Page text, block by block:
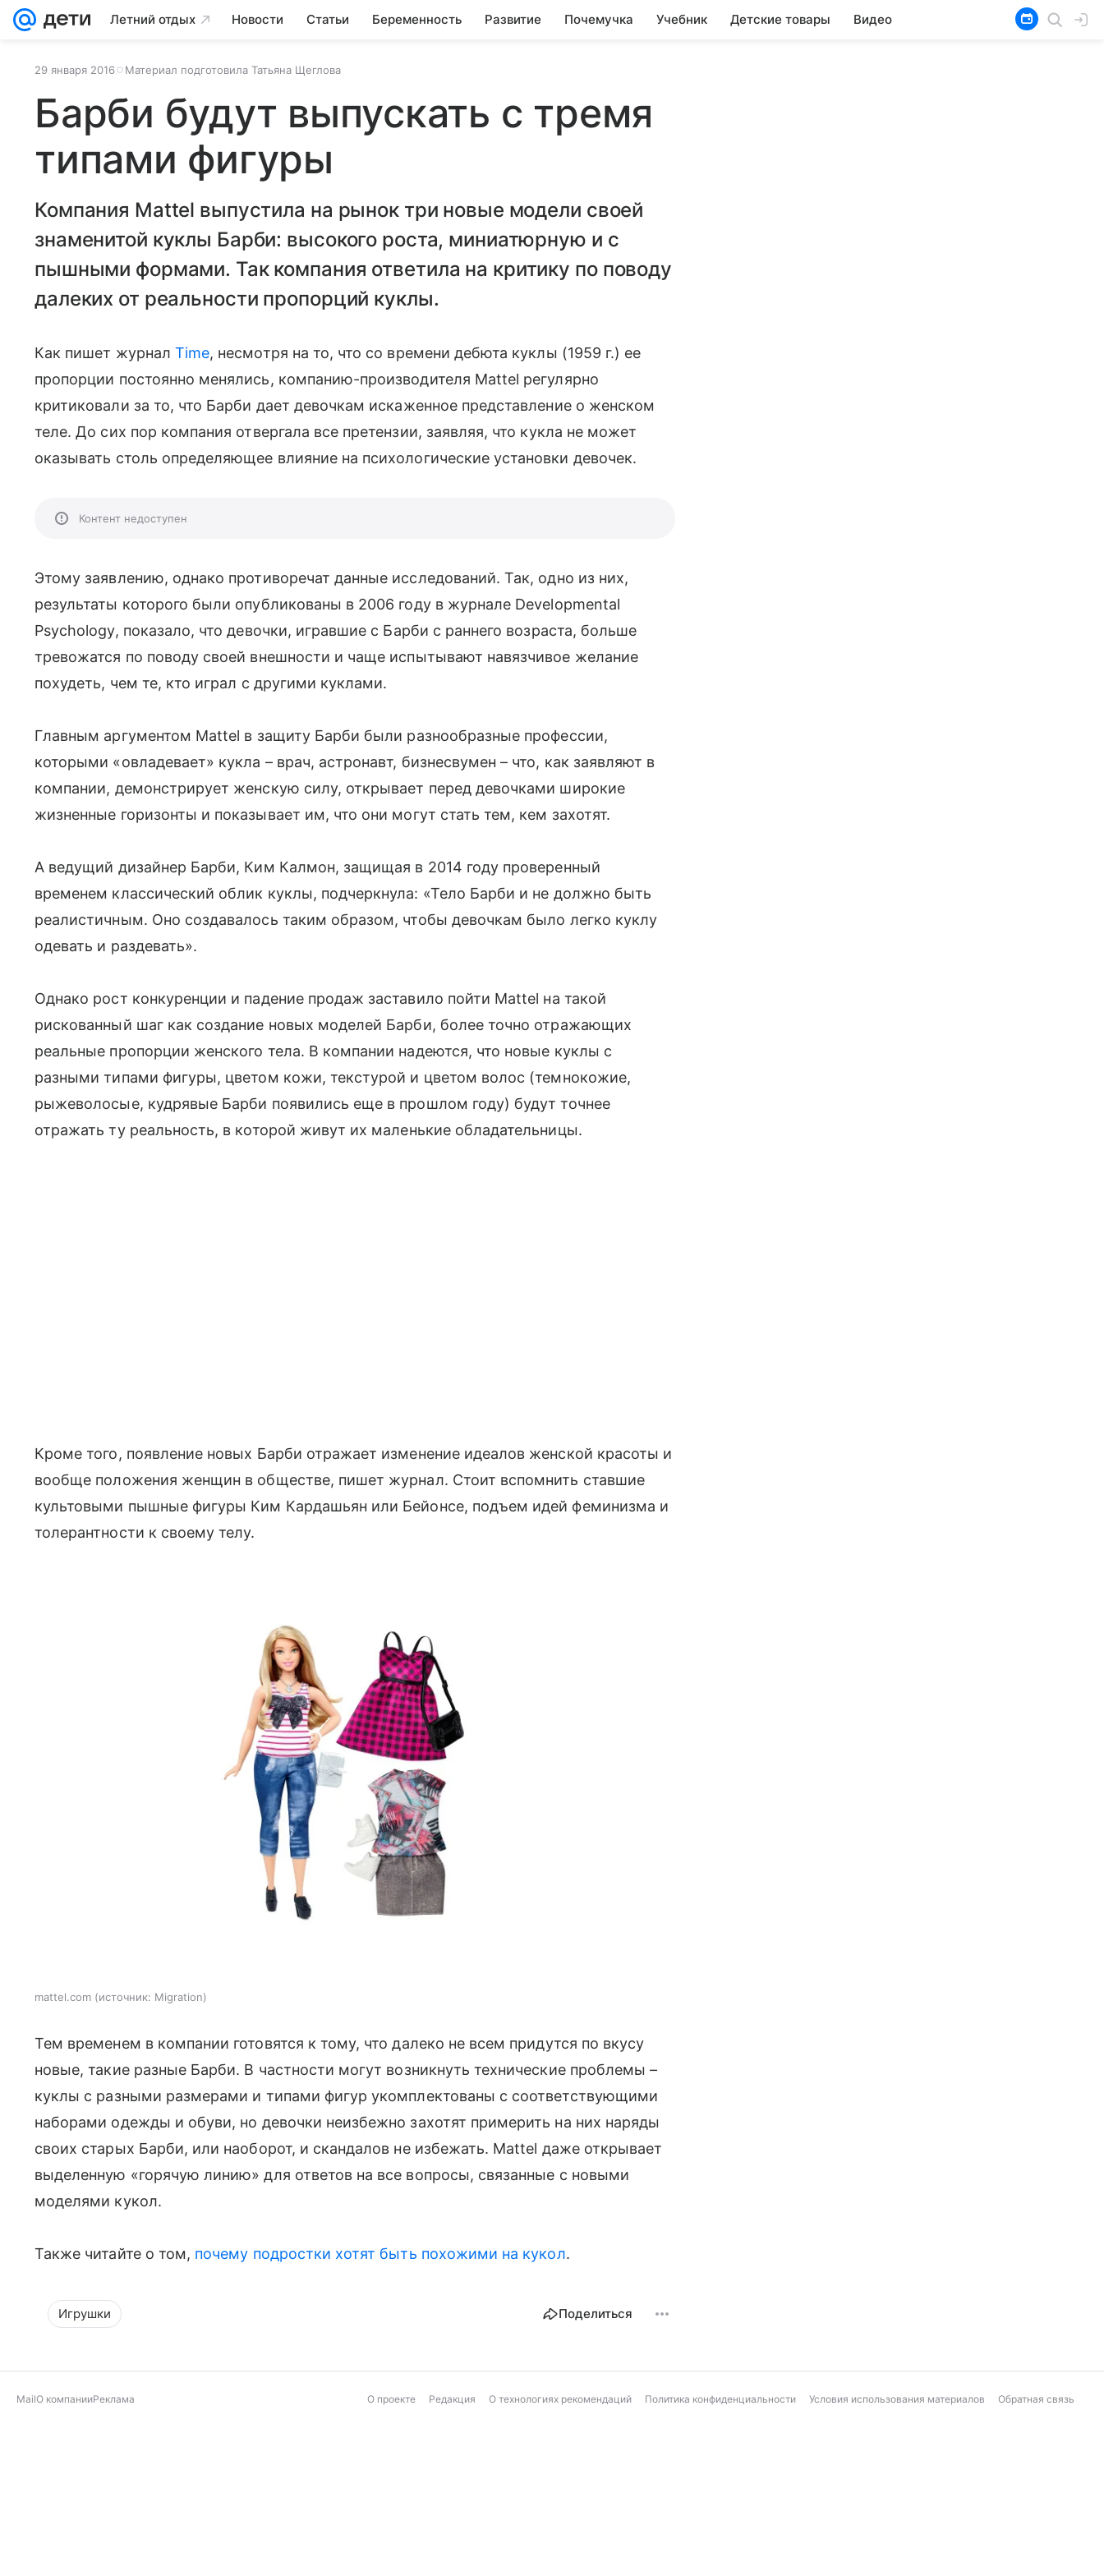
Летний отдых Новости Статьи Беременность Развитие Почемучка Учебник Детские товары Видео
29 января 2016 Материал подготовила Татьяна Щеглова
Барби будут выпускать с тремя
типами фигуры
Компания Mattel выпустила на рынок три новые модели своей
знаменитой куклы Барби: высокого роста, миниатюрную и с
пышными формами. Так компания ответила на критику по поводу
далеких от реальности пропорций куклы.
Как пишет журнал Time, несмотря на то, что со времени дебюта куклы (1959 г.) ее
пропорции постоянно менялись, компанию-производителя Mattel регулярно
критиковали за то, что Барби дает девочкам искаженное представление о женском
теле. До сих пор компания отвергала все претензии, заявляя, что кукла не может
оказывать столь определяющее влияние на психологические установки девочек.
Контент недоступен
Этому заявлению, однако противоречат данные исследований. Так, одно из них,
результаты которого были опубликованы в 2006 году в журнале Developmental
Psychology, показало, что девочки, игравшие с Барби с раннего возраста, больше
тревожатся по поводу своей внешности и чаще испытывают навязчивое желание
похудеть, чем те, кто играл с другими куклами.
Главным аргументом Mattel в защиту Барби были разнообразные профессии,
которыми «овладевает» кукла – врач, астронавт, бизнесвумен – что, как заявляют в
компании, демонстрирует женскую силу, открывает перед девочками широкие
жизненные горизонты и показывает им, что они могут стать тем, кем захотят.
А ведущий дизайнер Барби, Ким Калмон, защищая в 2014 году проверенный
временем классический облик куклы, подчеркнула: «Тело Барби и не должно быть
реалистичным. Оно создавалось таким образом, чтобы девочкам было легко куклу
одевать и раздевать».
Однако рост конкуренции и падение продаж заставило пойти Mattel на такой
рискованный шаг как создание новых моделей Барби, более точно отражающих
реальные пропорции женского тела. В компании надеются, что новые куклы с
разными типами фигуры, цветом кожи, текстурой и цветом волос (темнокожие,
рыжеволосые, кудрявые Барби появились еще в прошлом году) будут точнее
отражать ту реальность, в которой живут их маленькие обладательницы.
Кроме того, появление новых Барби отражает изменение идеалов женской красоты и
вообще положения женщин в обществе, пишет журнал. Стоит вспомнить ставшие
культовыми пышные фигуры Ким Кардашьян или Бейонсе, подъем идей феминизма и
толерантности к своему телу.
mattel.com источник: Migration
Тем временем в компании готовятся к тому, что далеко не всем придутся по вкусу
новые, такие разные Барби. В частности могут возникнуть технические проблемы –
куклы с разными размерами и типами фигур укомплектованы с соответствующими
наборами одежды и обуви, но девочки неизбежно захотят примерить на них наряды
своих старых Барби, или наоборот, и скандалов не избежать. Mattel даже открывает
выделенную «горячую линию» для ответов на все вопросы, связанные с новыми
моделями кукол.
Также читайте о том, почему подростки хотят быть похожими на кукол.
Игрушки Поделиться
MailО компанииРеклама О проекте Редакция О технологиях рекомендаций Политика конфиденциальности Условия использования материалов Обратная связь